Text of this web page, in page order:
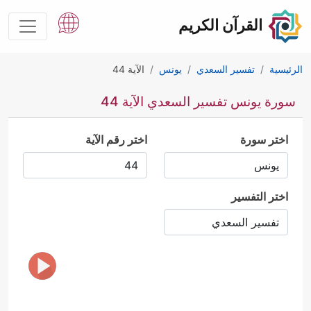
القرآن الكريم
الرئيسية تفسير السعدي يونس الآية 44
سورة يونس تفسير السعدي الآية 44
اختر سورة اختر رقم الآية
اختر التفسير